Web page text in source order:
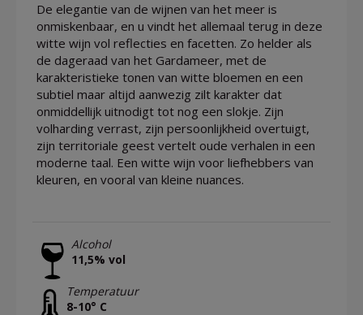
De elegantie van de wijnen van het meer is
onmiskenbaar, en u vindt het allemaal terug in deze
witte wijn vol reflecties en facetten. Zo helder als
de dageraad van het Gardameer, met de
karakteristieke tonen van witte bloemen en een
subtiel maar altijd aanwezig zilt karakter dat
onmiddellijk uitnodigt tot nog een slokje. Zijn
volharding verrast, zijn persoonlijkheid overtuigt,
zijn territoriale geest vertelt oude verhalen in een
moderne taal. Een witte wijn voor liefhebbers van
kleuren, en vooral van kleine nuances.
Alcohol
11,5% vol
Temperatuur
8-10° C